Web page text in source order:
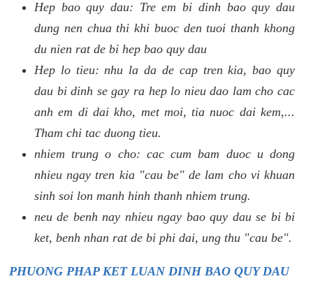
Hep bao quy dau: Tre em bi dinh bao quy dau
dung nen chua thi khi buoc den tuoi thanh khong
du nien rat de bi hep bao quy dau
Hep lo tieu: nhu la da de cap tren kia, bao quy
dau bi dinh se gay ra hep lo nieu dao lam cho cac
anh em di dai kho, met moi, tia nuoc dai kem,...
Tham chi tac duong tieu.
nhiem trung o cho: cac cum bam duoc u dong
nhieu ngay tren kia "cau be" de lam cho vi khuan
sinh soi lon manh hinh thanh nhiem trung.
neu de benh nay nhieu ngay bao quy dau se bi bi
ket, benh nhan rat de bi phi dai, ung thu "cau be".
PHUONG PHAP KET LUAN DINH BAO QUY DAU